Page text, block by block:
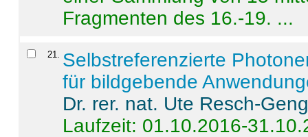
Fragmenten des 16.-19. ...
21
Selbstreferenzierte
für bildgebende
Dr. rer. nat. Ute Resch-
Laufzeit: 01.10.2016-